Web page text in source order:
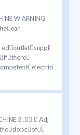
W ARNING
edoutletsuppli
3 .  Adj